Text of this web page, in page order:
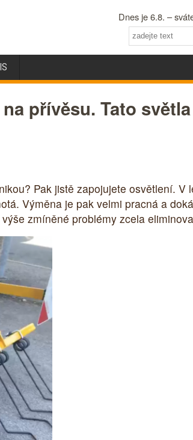
Dnes je 6.8. –
přívěsu. Tato světla
Pak jistě zapojujete osvětlení. V
Výměna je pak velmi pracná a
zmíněné problémy zcela